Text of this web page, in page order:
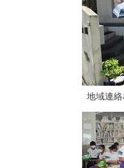
地域連